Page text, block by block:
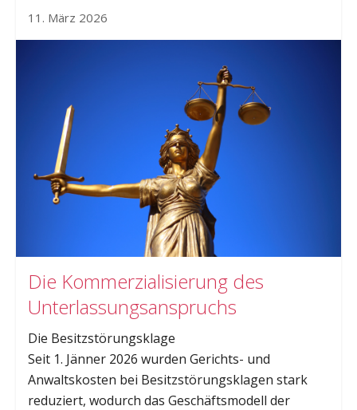
11. März 2026
Die Kommerzialisierung des
Unterlassungsanspruchs
Die Besitzstörungsklage
Seit 1. Jänner 2026 wurden Gerichts- und
Anwaltskosten bei Besitzstörungsklagen stark
reduziert, wodurch das Geschäftsmodell der